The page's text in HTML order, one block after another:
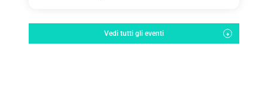
Vedi tutti gli eventi